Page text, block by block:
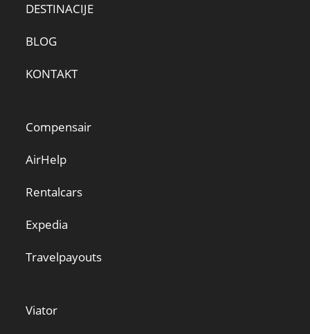
DESTINACIJE
BLOG
KONTAKT
Compensair
AirHelp
Rentalcars
Expedia
Travelpayouts
Viator